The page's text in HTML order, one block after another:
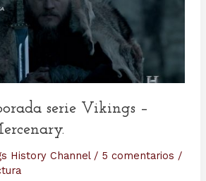
serie Vikings –
History Channel/ 5 comentarios /